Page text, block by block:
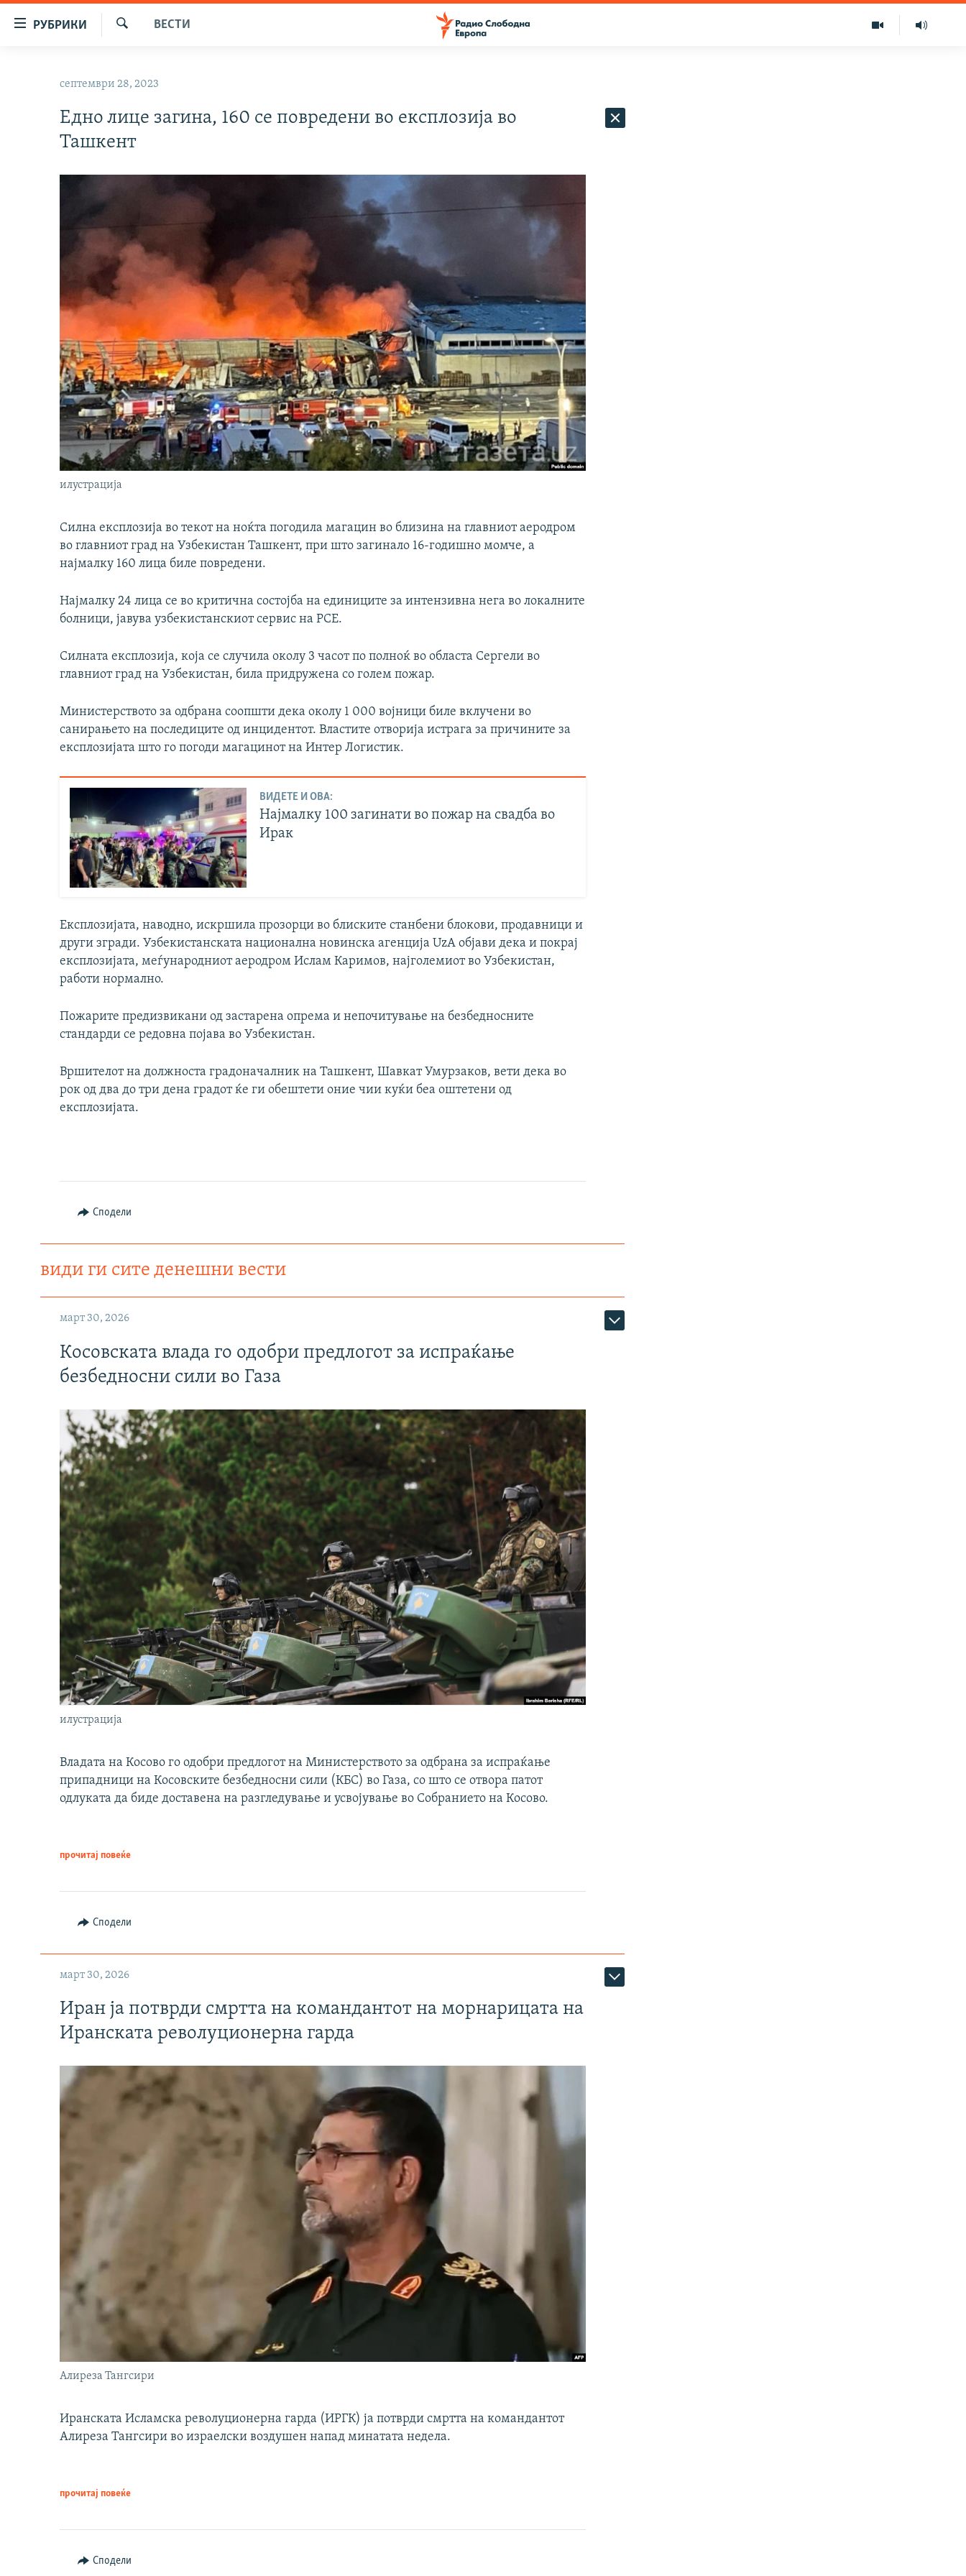
РУБРИКИ
ВИЗУЕЛНО
ПОДКАСТ ЗОШТО?
ВЕСТИ
септември 28, 2023
Едно лице загина, 160 се повредени во експлозија во
Ташкент
илустрација
Силна експлозија во текот на ноќта погодила магацин во близина на главниот аеродром
во главниот град на Узбекистан Ташкент, при што загинало 16-годишно момче, а
најмалку 160 лица биле повредени.
Најмалку 24 лица се во критична состојба на единиците за интензивна нега во локалните
болници, јавува узбекистанскиот сервис на РСЕ.
Силната експлозија, која се случила околу 3 часот по полноќ во областа Сергели во
главниот град на Узбекистан, била придружена со голем пожар.
Министерството за одбрана соопшти дека околу 1 000 војници биле вклучени во
санирањето на последиците од инцидентот. Властите отворија истрага за причините за
експлозијата што го погоди магацинот на Интер Логистик.
ВИДЕТЕ И ОВА:
Најмалку 100 загинати во пожар на свадба во
Ирак
Експлозијата, наводно, искршила прозорци во блиските станбени блокови, продавници и
други згради. Узбекистанската национална новинска агенција UzA објави дека и покрај
експлозијата, меѓународниот аеродром Ислам Каримов, најголемиот во Узбекистан,
работи нормално.
Пожарите предизвикани од застарена опрема и непочитување на безбедносните
стандарди се редовна појава во Узбекистан.
Вршителот на должноста градоначалник на Ташкент, Шавкат Умурзаков, вети дека во
рок од два до три дена градот ќе ги обештети оние чии куќи беа оштетени од
експлозијата.
Сподели
види ги сите денешни вести
март 30, 2026
Косовската влада го одобри предлогот за испраќање
безбедносни сили во Газа
илустрација
Владата на Косово го одобри предлогот на Министерството за одбрана за испраќање
припадници на Косовските безбедносни сили (КБС) во Газа, со што се отвора патот
одлуката да биде доставена на разгледување и усвојување во Собранието на Косово.
прочитај повеќе
Сподели
март 30, 2026
Иран ја потврди смртта на командантот на морнарицата на
Иранската револуционерна гарда
Алиреза Тангсири
Иранската Исламска револуционерна гарда (ИРГК) ја потврди смртта на командантот
Алиреза Тангсири во израелски воздушен напад минатата недела.
прочитај повеќе
Сподели